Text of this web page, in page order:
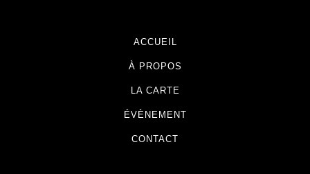
ACCUEIL
À PROPOS
LA CARTE
ÉVÈNEMENT
CONTACT